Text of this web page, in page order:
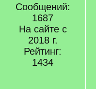
Сообщений:
1687
На сайте с
2018 г.
Рейтинг:
1434